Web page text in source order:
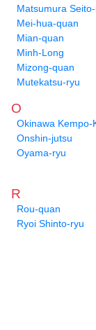
Matsumura
Mei-hua-quan
Mian-quan
Minh-Long
Mizong-quan
Mutekatsu-ryu
O
Okinawa Kempo-
Onshin-jutsu
Oyama-ryu
R
Rou-quan
Ryoi Shinto-ryu